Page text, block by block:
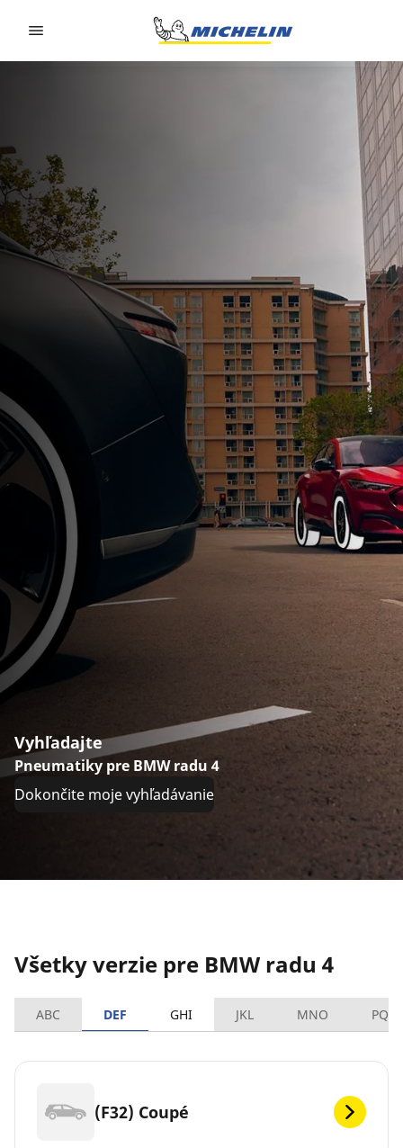
Vyhľadajte
Pneumatiky pre BMW radu 4
Dokončite moje vyhľadávanie
Všetky verzie pre BMW radu 4
ABC DEF GHI JKL MNO PQRS
(F32) Coupé